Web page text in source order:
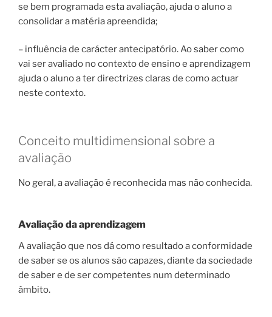
se bem programada esta avaliação, ajuda o aluno a
consolidar a matéria apreendida;
– influência de carácter antecipatório. Ao saber como
vai ser avaliado no contexto de ensino e aprendizagem
ajuda o aluno a ter directrizes claras de como actuar
neste contexto.
Conceito multidimensional sobre a
avaliação
No geral, a avaliação é reconhecida mas não conhecida.
Avaliação da aprendizagem
A avaliação que nos dá como resultado a conformidade
de saber se os alunos são capazes, diante da sociedade
de saber e de ser competentes num determinado
âmbito.